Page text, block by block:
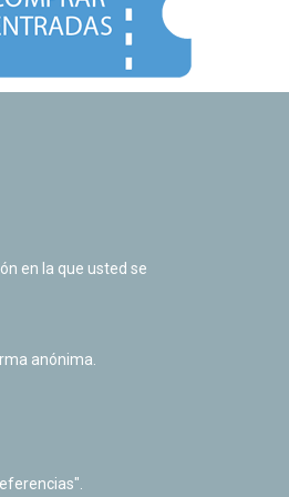
Política de cookies
a información pública
en la que usted se
anónima.